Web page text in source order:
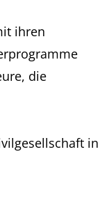
ihren
die
in